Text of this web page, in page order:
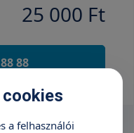
25 000 Ft
88
a felhasználói